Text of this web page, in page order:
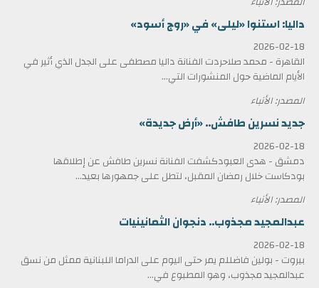
داليا: استنوا «ليلى» في «روج أسود»
2026-02-18
القاهرة - محمد صلاحردت الفنانة داليا مصطفى على الجدل الذي أثير في
الأيام الماضية حول المنشورات التي...
المصدر: الأنباء
جديد نسرين طافش.. «أرض جديدة»
2026-02-18
دمشق - هدى العبودكشفت الفنانة نسرين طافش عن إطلاقها
بودكاست خلال رمضان المقبل، لتطل على جمهورها بعيد...
المصدر: الأنباء
عبدالمجيد مجذوب.. دنجوان الثمانينيات
2026-02-18
بيروت - بولين فاضللم يمر حتى اليوم على الدراما اللبنانية ممثل من نسق
عبدالمجيد مجذوب، وهو المطبوع في...